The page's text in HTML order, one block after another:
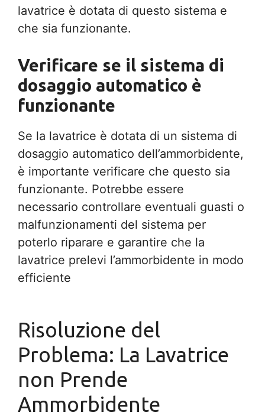
lavatrice è dotata di questo sistema e
che sia funzionante.
Verificare se il sistema di
dosaggio automatico è
funzionante
Se la lavatrice è dotata di un sistema di
dosaggio automatico dell’ammorbidente,
è importante verificare che questo sia
funzionante. Potrebbe essere
necessario controllare eventuali guasti o
malfunzionamenti del sistema per
poterlo riparare e garantire che la
lavatrice prelevi l’ammorbidente in modo
efficiente
Risoluzione del
Problema: La Lavatrice
non Prende
Ammorbidente